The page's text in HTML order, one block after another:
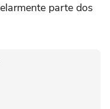
parte dos